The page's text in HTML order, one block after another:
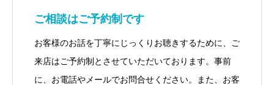
ご相談はご予約制です
お客様のお話を丁寧にじっくりお聴きするために、ご
来店はご予約制とさせていただいております。事前
に、お電話やメールでお問合せください。また、お客